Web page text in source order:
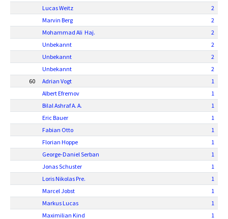
Lucas Weitz
2
Marvin Berg
2
Mohammad Ali Haj.
2
Unbekannt
2
Unbekannt
2
Unbekannt
2
60
Adrian Vogt
1
Albert Efremov
1
Bilal Ashraf A. A.
1
Eric Bauer
1
Fabian Otto
1
Florian Hoppe
1
George-Daniel Serban
1
Jonas Schuster
1
Loris Nikolas Pre.
1
Marcel Jobst
1
Markus Lucas
1
Maximilian Kind
1